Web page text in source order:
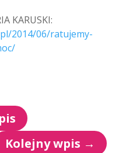
KARUSKI:
2014/06/ratujemy-
Kolejny wpis →